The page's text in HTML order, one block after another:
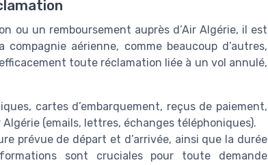
ou un remboursement auprès d’Air Algérie, il est
aérienne, comme beaucoup d’autres,
toute réclamation liée à un vol annulé,
cartes d’embarquement, reçus de paiement,
(emails, lettres, échanges téléphoniques).
prévue de départ et d’arrivée, ainsi que la durée
sont cruciales pour toute demande